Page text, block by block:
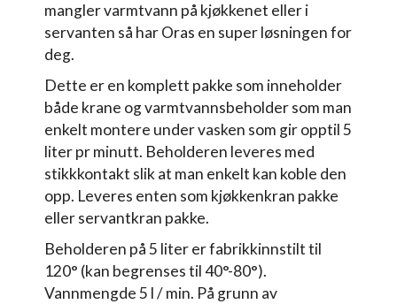
mangler varmtvann på kjøkkenet eller i
servanten så har Oras en super løsningen for
deg.
Dette er en komplett pakke som inneholder
både krane og varmtvannsbeholder som man
enkelt montere under vasken som gir opptil 5
liter pr minutt. Beholderen leveres med
stikkkontakt slik at man enkelt kan koble den
opp. Leveres enten som kjøkkenkran pakke
eller servantkran pakke.
Beholderen på 5 liter er fabrikkinnstilt til
120° (kan begrenses til 40°-80°).
Vannmengde 5 l / min. På grunn av